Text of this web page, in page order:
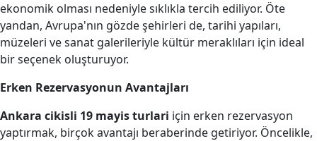
ekonomik olması nedeniyle sıklıkla tercih ediliyor. Öte
yandan, Avrupa'nın gözde şehirleri de, tarihi yapıları,
müzeleri ve sanat galerileriyle kültür meraklıları için ideal
bir seçenek oluşturuyor.
Erken Rezervasyonun Avantajları
Ankara cikisli 19 mayis turlari için erken rezervasyon
yaptırmak, birçok avantajı beraberinde getiriyor. Öncelikle,